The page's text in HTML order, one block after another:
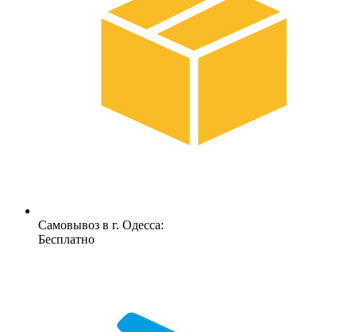
Самовывоз в г. Одесса:
Бесплатно